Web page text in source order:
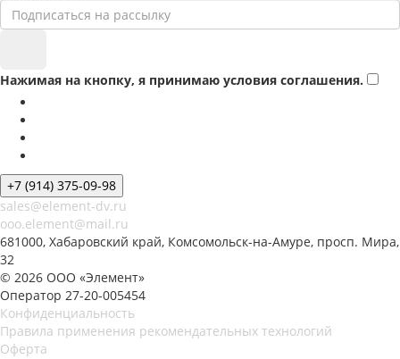
Нажимая на кнопку, я принимаю условия соглашения.
+7 (914) 375-09-98
sales@element-dv.ru
ooo.element@mail.ru
681000, Хабаровский край, Комсомольск-на-Амуре, просп. Мира,
32
© 2026 ООО «Элемент»
Оператор 27-20-005454
Конфиденциальность
Правила применения рекомендательных технологий
Оферта